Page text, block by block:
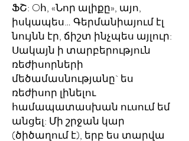
ՖՇ: Oհ, «Նոր ալիքը», այո,
իսկապես… Գերմանիայում էլ
նույնն էր, ճիշտ ինչպես այլուր:
Սակայն ի տարբերություն
ռեժիսորների
մեծամասնությանը` ես
ռեժիսոր լինելու
համապատասխան ուսում եմ
անցել: Մի շրջան կար
(ծիծաղում է), երբ ես տարվա